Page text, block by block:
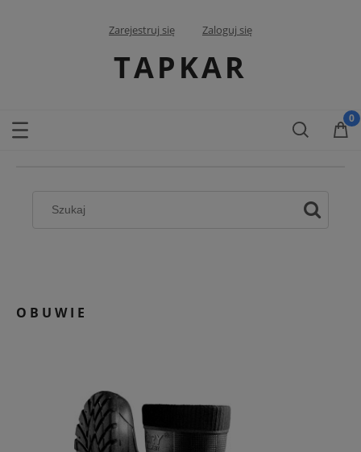
Zarejestruj się Zaloguj się
TAPKAR
OBUWIE